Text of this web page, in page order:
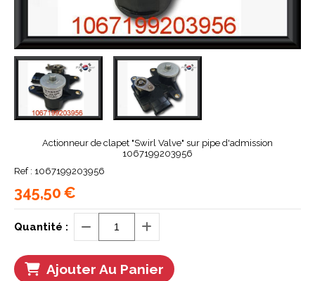
Actionneur de clapet "Swirl Valve" sur pipe d'admission
1067199203956
Ref : 1067199203956
345,50€
Quantité :
Ajouter Au Panier